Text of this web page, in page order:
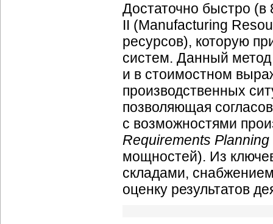
Достаточно быстро (в
II (Manufacturing
ресурсов), которую
систем. Данный
и в стоимостном
производственных
позволяющая
с возможностями
Requirements Planning
мощностей). Из
складами,
оценку результатов